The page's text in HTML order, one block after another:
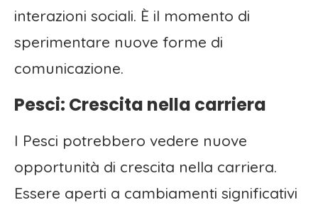
interazioni sociali. È il momento di
sperimentare nuove forme di
comunicazione.
Pesci: Crescita nella carriera
I Pesci potrebbero vedere nuove
opportunità di crescita nella carriera.
Essere aperti a cambiamenti significativi